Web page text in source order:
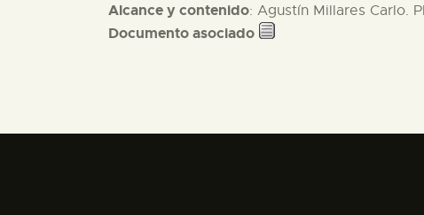
Alcance y contenido: Agustín Millares Carlo.
Documento asociado